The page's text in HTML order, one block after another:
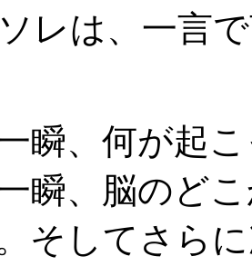
レは、一言
瞬、何が起
瞬、脳のど
そしてさら